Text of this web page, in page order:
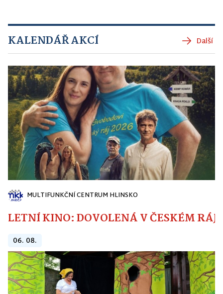
KALENDÁŘ AKCÍ Další
MULTIFUNKČNÍ CENTRUM HLINSKO
LETNÍ KINO: DOVOLENÁ V ČESKÉM RÁJI
06. 08.